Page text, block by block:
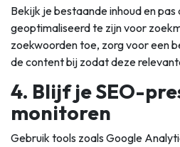
Bekijk je bestaande inhoud en
geoptimaliseerd te zijn voor
zoekwoorden toe, zorg voor een
de content bij zodat deze
4. Blijf je SEO-
monitoren
Gebruik tools zoals Google